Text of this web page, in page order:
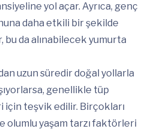
yol açar. Ayrıca, genç
daha etkili bir şekilde
bu da alınabilecek yumurta
uzun süredir doğal yollarla
genellikle tüp
teşvik edilir. Birçokları
olumlu yaşam tarzı faktörleri